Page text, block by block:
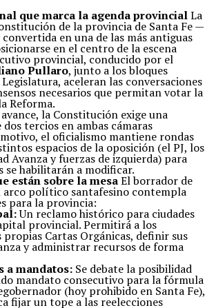
que marca la agenda provincialLa
de la provincia de Santa Fe —
en una de las más antiguas
en el centro de la escena
provincial, conducido por el
Pullaro, junto a los bloques
aceleran las conversaciones
necesarios que permitan votar la
Reforma.
la Constitución exige una
tercios en ambas cámaras
el oficialismo mantiene rondas
espacios de la oposición (el PJ, los
Avanza y fuerzas de izquierda) para
se habilitarán a modificar.
están sobre la mesaEl borrador de
arco político santafesino contempla
para la provincia:
Un reclamo histórico para ciudades
provincial. Permitirá a los
Cartas Orgánicas, definir sus
y administrar recursos de forma
a mandatos: Se debate la posibilidad
mandato consecutivo para la fórmula
(hoy prohibido en Santa Fe),
fijar un tope a las reelecciones